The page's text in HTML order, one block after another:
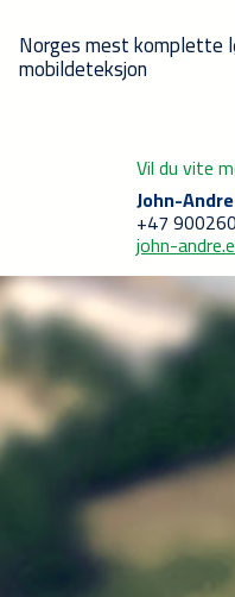
Norges mest komplette
mobildeteksjon
Vil du vite
John-
+47
john-